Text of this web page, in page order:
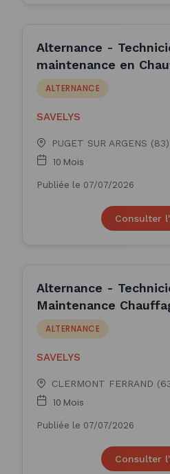
Alternance -
maintenance en
(H/F)
ALTERNANCE
SAVELYS
PUGET SUR ARGENS (83)
10 Mois
Publiée le 07/07/2026
Consulter
Alternance -
Maintenance
(H/F)
ALTERNANCE
SAVELYS
CLERMONT FERRAND
10 Mois
Publiée le 07/07/2026
Consulter